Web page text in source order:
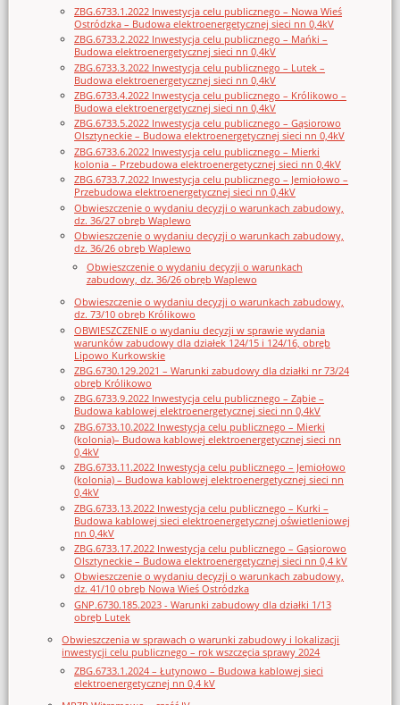
ZBG.6733.1.2022 Inwestycja celu publicznego – Nowa Wieś
Ostródzka – Budowa elektroenergetycznej sieci nn 0,4kV
ZBG.6733.2.2022 Inwestycja celu publicznego – Mańki –
Budowa elektroenergetycznej sieci nn 0,4kV
ZBG.6733.3.2022 Inwestycja celu publicznego – Lutek –
Budowa elektroenergetycznej sieci nn 0,4kV
ZBG.6733.4.2022 Inwestycja celu publicznego – Królikowo –
Budowa elektroenergetycznej sieci nn 0,4kV
ZBG.6733.5.2022 Inwestycja celu publicznego – Gąsiorowo
Olsztyneckie – Budowa elektroenergetycznej sieci nn 0,4kV
ZBG.6733.6.2022 Inwestycja celu publicznego – Mierki
kolonia – Przebudowa elektroenergetycznej sieci nn 0,4kV
ZBG.6733.7.2022 Inwestycja celu publicznego – Jemiołowo –
Przebudowa elektroenergetycznej sieci nn 0,4kV
Obwieszczenie o wydaniu decyzji o warunkach zabudowy,
dz. 36/27 obręb Waplewo
Obwieszczenie o wydaniu decyzji o warunkach zabudowy,
dz. 36/26 obręb Waplewo
Obwieszczenie o wydaniu decyzji o warunkach
zabudowy, dz. 36/26 obręb Waplewo
Obwieszczenie o wydaniu decyzji o warunkach zabudowy,
dz. 73/10 obręb Królikowo
OBWIESZCZENIE o wydaniu decyzji w sprawie wydania
warunków zabudowy dla działek 124/15 i 124/16, obręb
Lipowo Kurkowskie
ZBG.6730.129.2021 – Warunki zabudowy dla działki nr 73/24
obręb Królikowo
ZBG.6733.9.2022 Inwestycja celu publicznego – Ząbie –
Budowa kablowej elektroenergetycznej sieci nn 0,4kV
ZBG.6733.10.2022 Inwestycja celu publicznego – Mierki
(kolonia)– Budowa kablowej elektroenergetycznej sieci nn
0,4kV
ZBG.6733.11.2022 Inwestycja celu publicznego – Jemiołowo
(kolonia) – Budowa kablowej elektroenergetycznej sieci nn
0,4kV
ZBG.6733.13.2022 Inwestycja celu publicznego – Kurki –
Budowa kablowej sieci elektroenergetycznej oświetleniowej
nn 0,4kV
ZBG.6733.17.2022 Inwestycja celu publicznego – Gąsiorowo
Olsztyneckie – Budowa elektroenergetycznej sieci nn 0,4 kV
Obwieszczenie o wydaniu decyzji o warunkach zabudowy,
dz. 41/10 obręb Nowa Wieś Ostródzka
GNP.6730.185.2023 - Warunki zabudowy dla działki 1/13
obręb Lutek
Obwieszczenia w sprawach o warunki zabudowy i lokalizacji
inwestycji celu publicznego – rok wszczęcia sprawy 2024
ZBG.6733.1.2024 – Łutynowo – Budowa kablowej sieci
elektroenergetycznej nn 0,4 kV